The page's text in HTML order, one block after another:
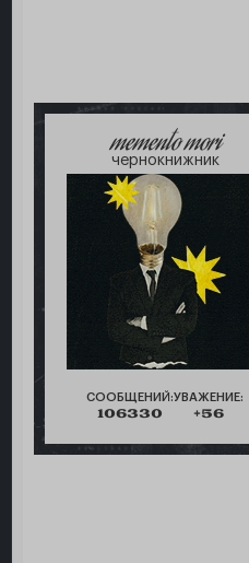
memento mori
чернокнижник
СООБЩЕНИЙ:
106330
УВАЖЕНИЕ:
+56